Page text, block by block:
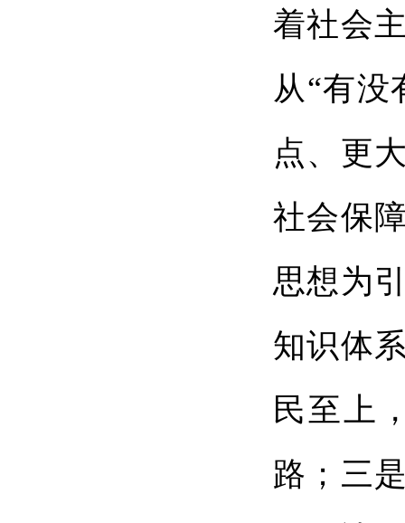
着社会
从“有没
点、更
社会保
思想为
知识体
民至上
路；三